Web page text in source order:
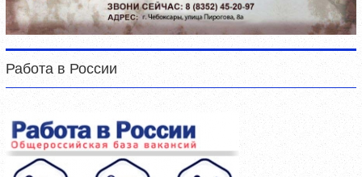
Работа в России